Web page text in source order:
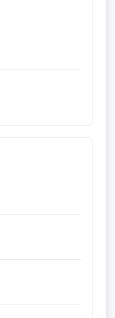
1, 71, D:
Linie 3A, 4A:
der gesetzl. Ust.